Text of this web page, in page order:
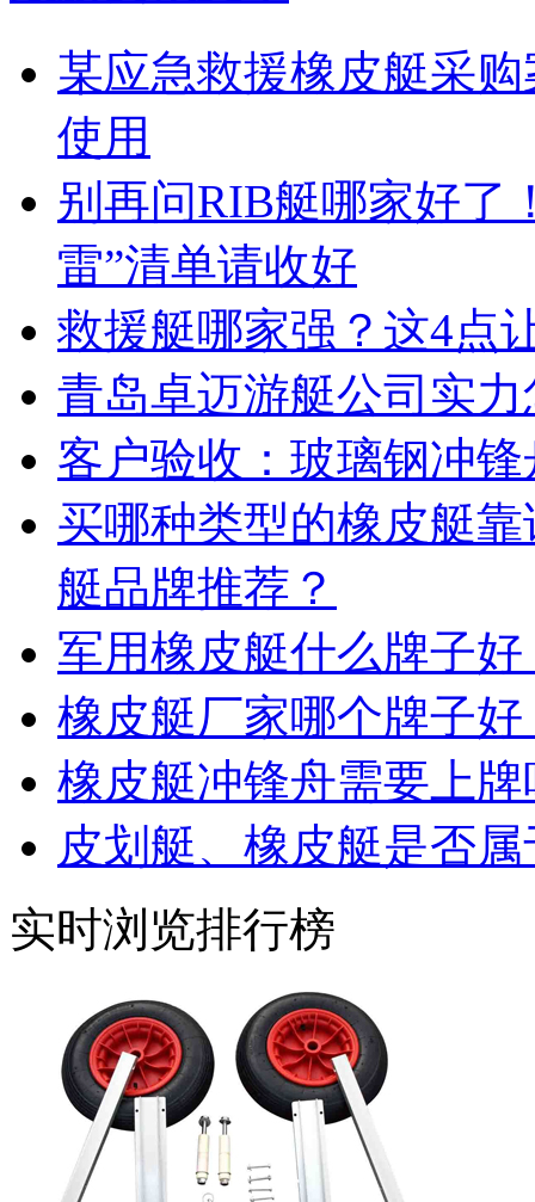
某应急救援橡皮艇采
使用
别再问RIB艇哪家好了
雷”清单请收好
救援艇哪家强？这4点
青岛卓迈游艇公司实
客户验收：玻璃钢冲
买哪种类型的橡皮艇
艇品牌推荐？
军用橡皮艇什么牌子好
橡皮艇厂家哪个牌子好
橡皮艇冲锋舟需要上牌
皮划艇、橡皮艇是否
实时浏览排行榜